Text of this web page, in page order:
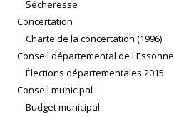
Sécheresse
Concertation
Charte de la concertation (1996)
Conseil départemental de l'Essonne
Élections départementales 2015
Conseil municipal
Budget municipal